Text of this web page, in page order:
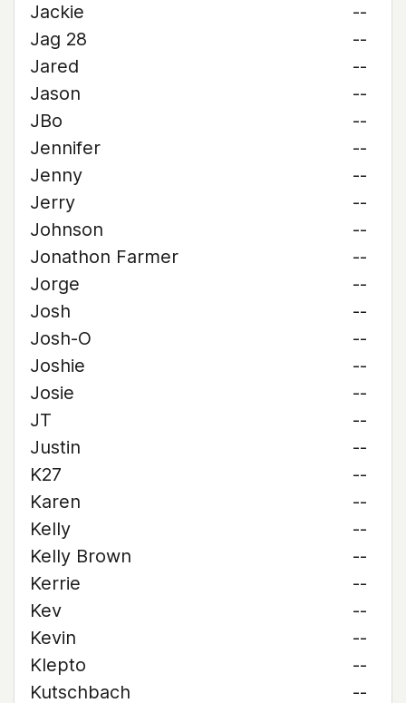
Jackie
--
Jag 28
--
Jared
--
Jason
--
JBo
--
Jennifer
--
Jenny
--
Jerry
--
Johnson
--
Jonathon Farmer
--
Jorge
--
Josh
--
Josh-O
--
Joshie
--
Josie
--
JT
--
Justin
--
K27
--
Karen
--
Kelly
--
Kelly Brown
--
Kerrie
--
Kev
--
Kevin
--
Klepto
--
Kutschbach
--